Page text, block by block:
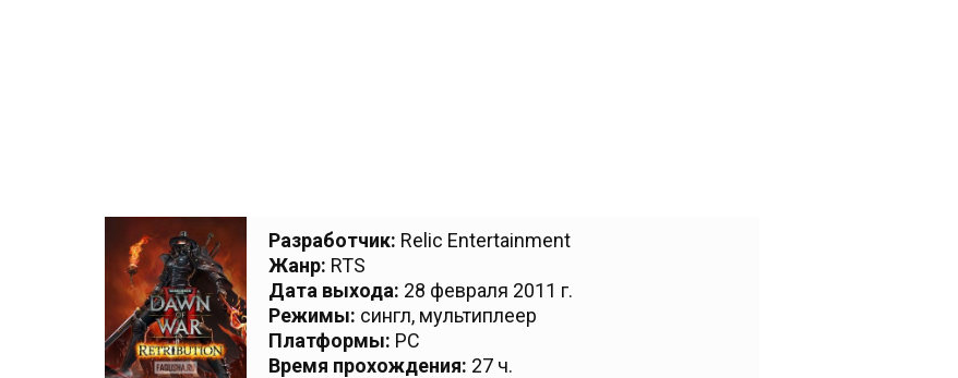
Разработчик: Relic Entertainment
Жанр: RTS
Дата выхода: 28 февраля 2011 г.
Режимы: сингл, мультиплеер
Платформы: PC
Время прохождения: 27 ч.